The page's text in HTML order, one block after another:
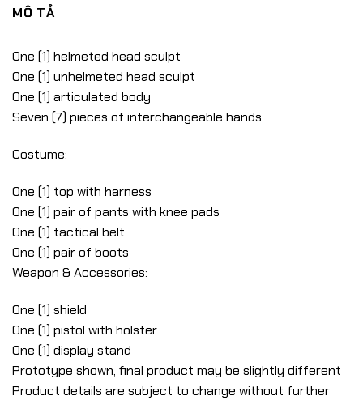
MÔ TẢ
One (1) helmeted head sculpt
One (1) unhelmeted head sculpt
One (1) articulated body
Seven (7) pieces of interchangeable hands
Costume:
One (1) top with harness
One (1) pair of pants with knee pads
One (1) tactical belt
One (1) pair of boots
Weapon & Accessories:
One (1) shield
One (1) pistol with holster
One (1) display stand
Prototype shown, final product may be slightly different
Product details are subject to change without further